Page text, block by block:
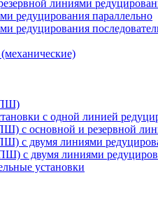
линиями
редуцирования параллельно
редуцирования
c одной линией
с основной и резервной
с двумя линиями
c двумя линиями
установки